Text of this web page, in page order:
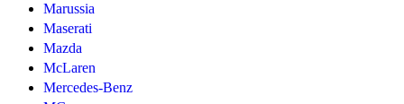
Marussia
Maserati
Mazda
McLaren
Mercedes-Benz